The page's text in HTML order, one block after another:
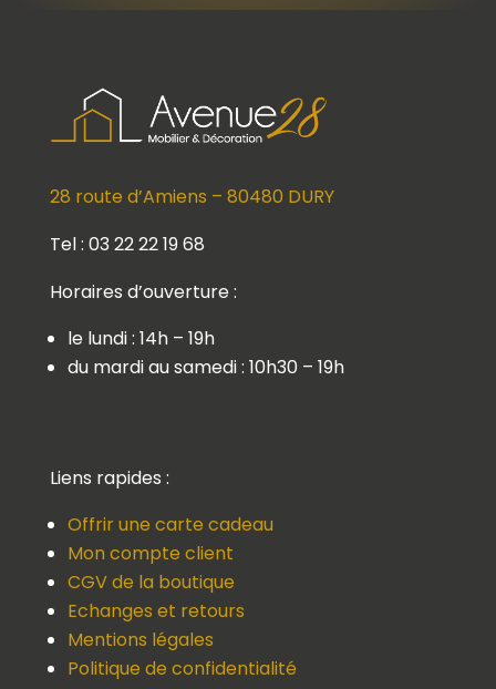
28 route d’Amiens – 80480 DURY
Tel : 03 22 22 19 68
Horaires d’ouverture :
le lundi : 14h – 19h
du mardi au samedi : 10h30 – 19h
Liens rapides :
Offrir une carte cadeau
Mon compte client
CGV de la boutique
Echanges et retours
Mentions légales
Politique de confidentialité